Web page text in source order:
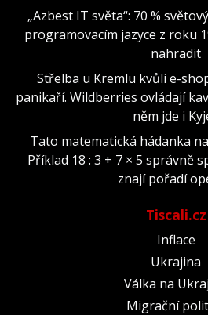
„Azbest IT světa“: 70 %
programovacím jazyce z roku
nahradit
Střelba u Kremlu kvůli e-
panikaří. Wildberries ovládají
něm jde i
Tato matematická hádanka
Příklad 18 : 3 + 7 × 5 správně
znají pořadí
Tiscali.cz
Inflace
Ukrajina
Válka na
Migrační